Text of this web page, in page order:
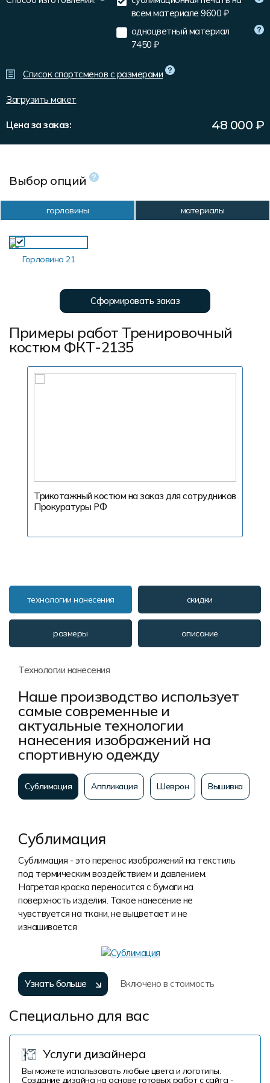
всем материале 9600 ₽
одноцветный материал
7450 ₽
Список спортсменов с размерами
Загрузить макет
Цена за заказ: 48 000 ₽
Выбор опций
Горловина 21
горловины материалы
Сформировать заказ
Примеры работ Тренировочный
костюм ФКТ-2135
Трикотажный костюм на заказ для сотрудников
Прокуратуры РФ
технологии нанесения скидки
размеры описание
Технологии нанесения
Наше производство использует
самые современные и
актуальные технологии
нанесения изображений на
спортивную одежду
Сублимация Аппликация Шеврон Вышивка
Сублимация
Сублимация - это перенос изображений на текстиль
под термическим воздействием и давлением.
Нагретая краска переносится с бумаги на
поверхность изделия. Такое нанесение не
чувствуется на ткани, не выцветает и не
изнашивается
Узнать больше Включено в стоимость
Специально для вас
Услуги дизайнера
Вы можете использовать любые цвета и логотипы.
Создание дизайна на основе готовых работ с сайта -
Форма в наличии
Статьи
Система скидок и наценок
Пользовательское соглашение